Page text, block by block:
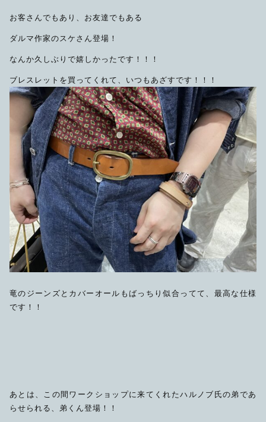
お客さんでもあり、お友達でもある
ダルマ作家のスケさん登場！
なんか久しぶりで嬉しかったです！！！
ブレスレットを買ってくれて、いつもあざすです！！！
竜のジーンズとカバーオールもばっちり似合ってて、最高な仕様
です！！
あとは、この間ワークショップに来てくれたハルノブ氏の弟であ
らせられる、弟くん登場！！